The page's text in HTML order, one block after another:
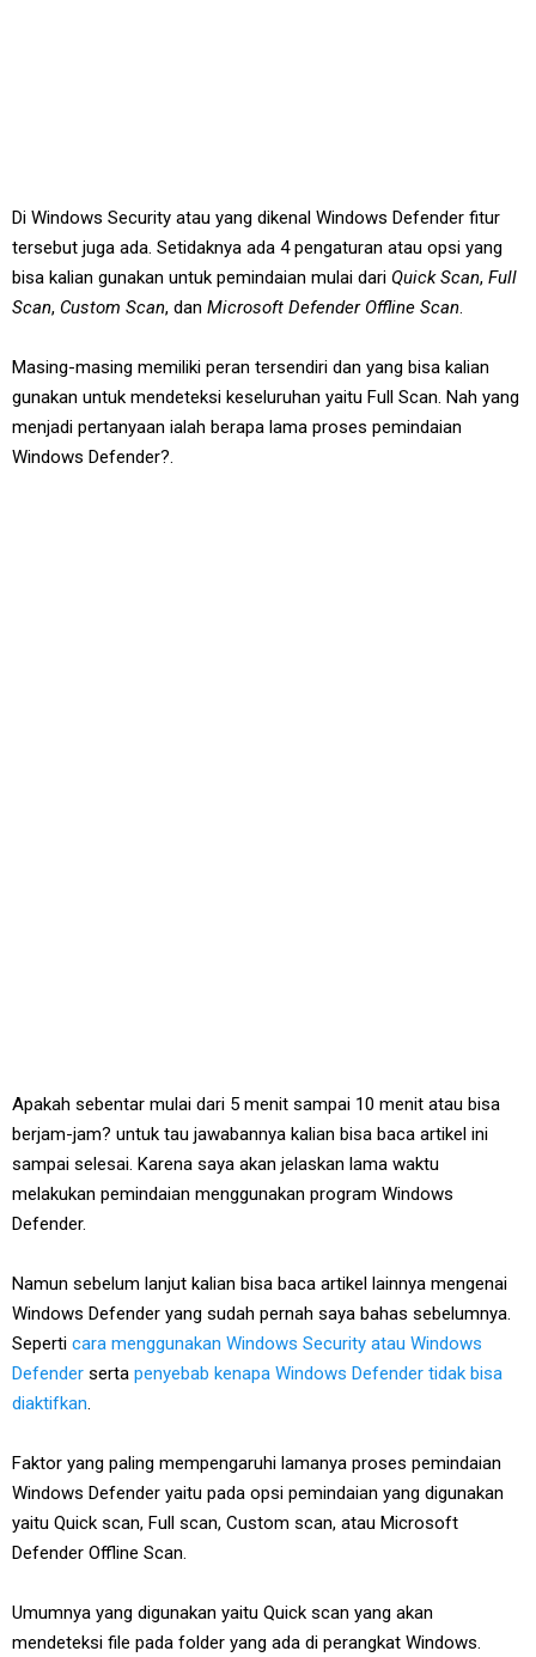
Di Windows Security atau yang dikenal Windows Defender fitur
tersebut juga ada. Setidaknya ada 4 pengaturan atau opsi yang
bisa kalian gunakan untuk pemindaian mulai dari Quick Scan, Full
Scan, Custom Scan, dan Microsoft Defender Offline Scan.
Masing-masing memiliki peran tersendiri dan yang bisa kalian
gunakan untuk mendeteksi keseluruhan yaitu Full Scan. Nah yang
menjadi pertanyaan ialah berapa lama proses pemindaian
Windows Defender?.
Apakah sebentar mulai dari 5 menit sampai 10 menit atau bisa
berjam-jam? untuk tau jawabannya kalian bisa baca artikel ini
sampai selesai. Karena saya akan jelaskan lama waktu
melakukan pemindaian menggunakan program Windows
Defender.
Namun sebelum lanjut kalian bisa baca artikel lainnya mengenai
Windows Defender yang sudah pernah saya bahas sebelumnya.
Seperti cara menggunakan Windows Security atau Windows
Defender serta penyebab kenapa Windows Defender tidak bisa
diaktifkan.
Faktor yang paling mempengaruhi lamanya proses pemindaian
Windows Defender yaitu pada opsi pemindaian yang digunakan
yaitu Quick scan, Full scan, Custom scan, atau Microsoft
Defender Offline Scan.
Umumnya yang digunakan yaitu Quick scan yang akan
mendeteksi file pada folder yang ada di perangkat Windows.